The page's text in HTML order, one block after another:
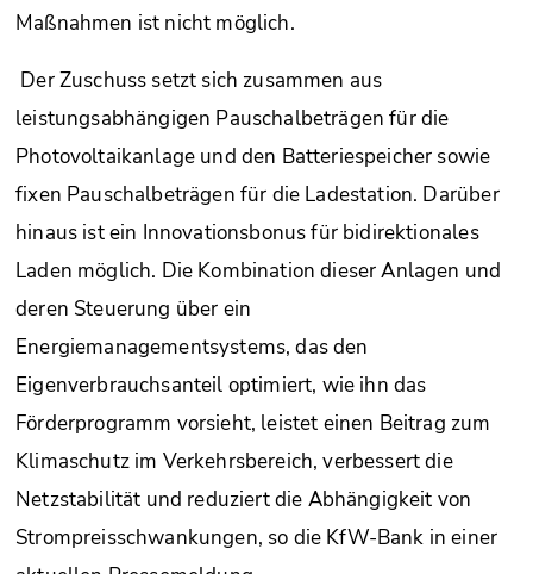
Maßnahmen ist nicht möglich.
Der Zuschuss setzt sich zusammen aus
leistungsabhängigen Pauschalbeträgen für die
Photovoltaikanlage und den Batteriespeicher sowie
fixen Pauschalbeträgen für die Ladestation. Darüber
hinaus ist ein Innovationsbonus für bidirektionales
Laden möglich. Die Kombination dieser Anlagen und
deren Steuerung über ein
Energiemanagementsystems, das den
Eigenverbrauchsanteil optimiert, wie ihn das
Förderprogramm vorsieht, leistet einen Beitrag zum
Klimaschutz im Verkehrsbereich, verbessert die
Netzstabilität und reduziert die Abhängigkeit von
Strompreisschwankungen, so die KfW-Bank in einer